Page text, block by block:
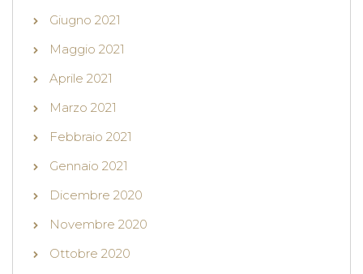
Giugno 2021
Maggio 2021
Aprile 2021
Marzo 2021
Febbraio 2021
Gennaio 2021
Dicembre 2020
Novembre 2020
Ottobre 2020